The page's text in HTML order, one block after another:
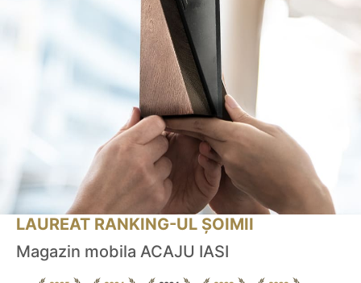
LAUREAT RANKING-UL ȘOIMII
Magazin mobila ACAJU IASI